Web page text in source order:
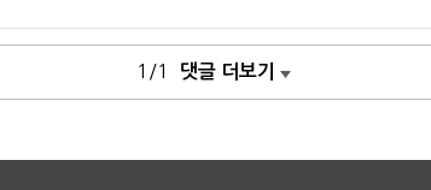
1/1 댓글 더보기